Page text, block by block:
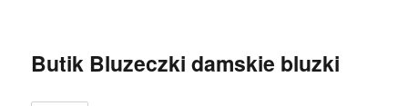
Butik Bluzeczki damskie bluzki